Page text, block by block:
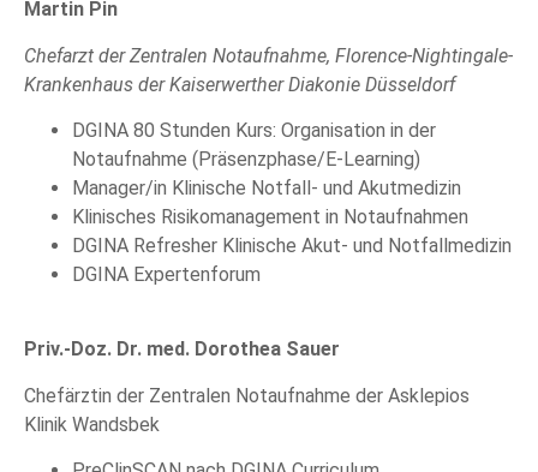
Martin Pin
Chefarzt der Zentralen Notaufnahme, Florence-Nightingale-
Krankenhaus der Kaiserwerther Diakonie Düsseldorf
DGINA 80 Stunden Kurs: Organisation in der
Notaufnahme (Präsenzphase/E-Learning)
Manager/in Klinische Notfall- und Akutmedizin
Klinisches Risikomanagement in Notaufnahmen
DGINA Refresher Klinische Akut- und Notfallmedizin
DGINA Expertenforum
Priv.-Doz. Dr. med. Dorothea Sauer
Chefärztin der Zentralen Notaufnahme der Asklepios
Klinik Wandsbek